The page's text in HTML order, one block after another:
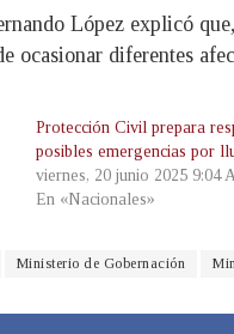
López explicó
ocasionar diferentes
Protección Civil prepara
posibles emergencias por
viernes, 20 junio 2025 9:04
En «Nacionales»
Ministerio de Gobernación